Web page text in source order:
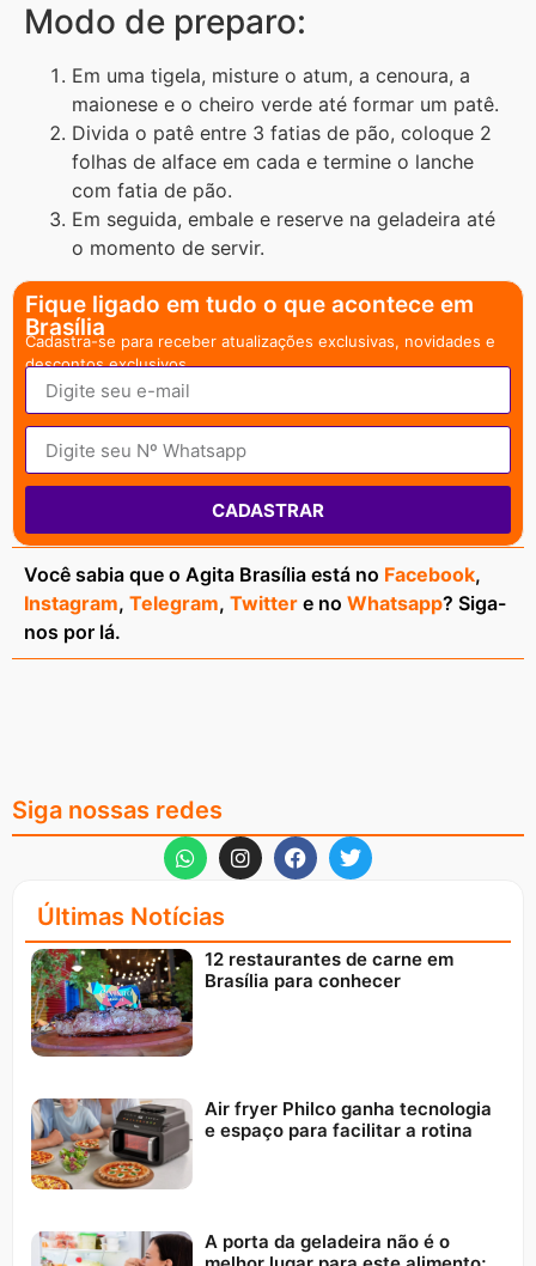
Modo de preparo:
Em uma tigela, misture o atum, a cenoura, a
maionese e o cheiro verde até formar um patê.
Divida o patê entre 3 fatias de pão, coloque 2
folhas de alface em cada e termine o lanche
com fatia de pão.
Em seguida, embale e reserve na geladeira até
o momento de servir.
Fique ligado em tudo o que acontece em
Brasília
Cadastra-se para receber atualizações exclusivas, novidades e
descontos exclusivos.
CADASTRAR
Você sabia que o Agita Brasília está no Facebook,
Instagram, Telegram, Twitter e no Whatsapp? Siga-
nos por lá.
Siga nossas redes
Últimas Notícias
12 restaurantes de carne em
Brasília para conhecer
Air fryer Philco ganha tecnologia
e espaço para facilitar a rotina
A porta da geladeira não é o